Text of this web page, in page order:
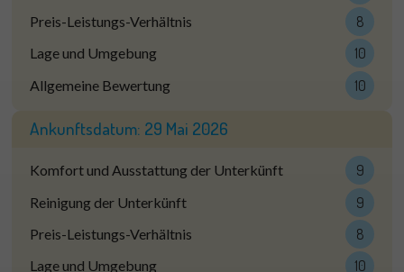
Preis-Leistungs-Verhältnis 8
Lage und Umgebung 10
Allgemeine Bewertung 10
Ankunftsdatum: 29 Mai 2026
Komfort und Ausstattung der Unterkünft 9
Reinigung der Unterkünft 9
Preis-Leistungs-Verhältnis 8
Lage und Umgebung 10